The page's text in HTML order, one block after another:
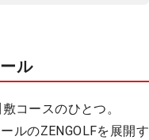
ル
コースのひとつ。
ルのZENGOLFを展開す